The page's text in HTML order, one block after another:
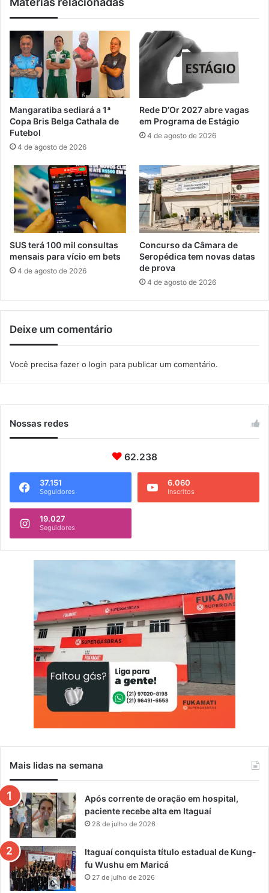
d
i
x
a
m
m
e
f
r
a
ç
ã
d
e
a
o
e
b
r
e
i
ç
e
s
a
s
(
Mangaratiba sediará a 1ª
Copa Bris Belga Cathala de
Futebol
4 de agosto de 2026
Rede D’Or 2027 abre vagas
em Programa de Estágio
4 de agosto de 2026
SUS terá 100 mil consultas
mensais para vício em bets
4 de agosto de 2026
Concurso da Câmara de
Seropédica tem novas datas
de prova
4 de agosto de 2026
Deixe um comentário
Você precisa fazer o login para publicar um comentário.
Nossas redes
62.238
37.151
Seguidores
6.060
Inscritos
19.027
Seguidores
Mais lidas na semana
Após corrente de oração em hospital,
paciente recebe alta em Itaguaí
28 de julho de 2026
Itaguaí conquista título estadual de Kung-
fu Wushu em Maricá
27 de julho de 2026